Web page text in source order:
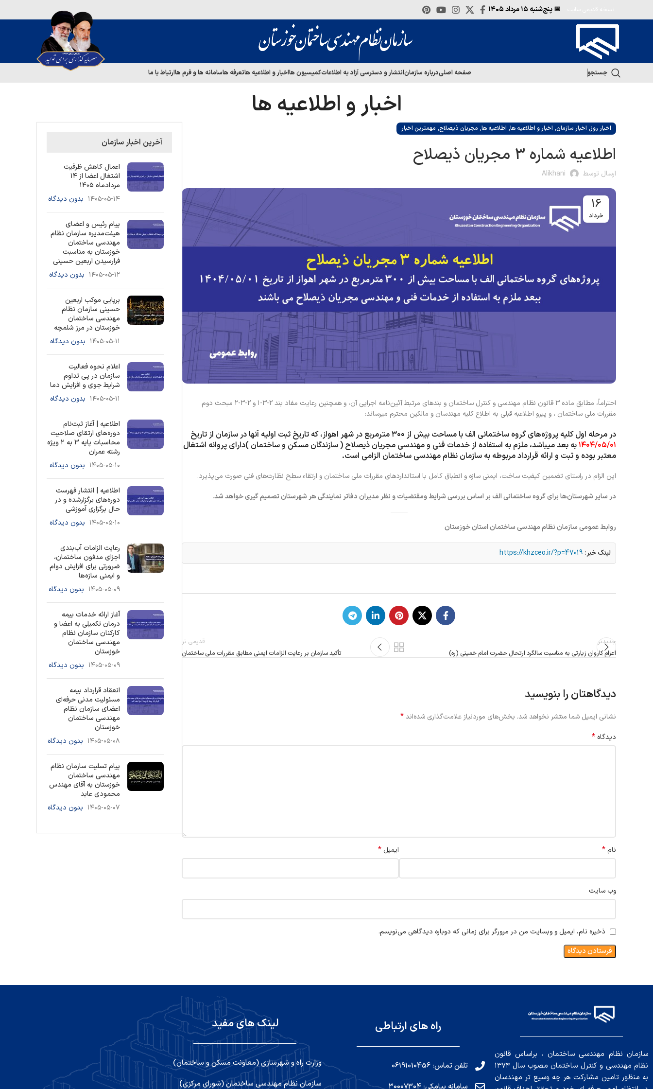
📅 پنج‌شنبه
جستجو صفحه اصلیدرباره سازمانانتشار و دسترسی آزاد به اطلاعاتکمیسیون هااخبار و اطلاعیه هاتعرفه هاسامانه ها و فرم هاارتباط با ما
اخبار و اطلاعیه ها
اخبار روز, اخبار سازمان, اخبار و اطلاعیه ها, اطلاعیه ها, مجریان ذیصلاح, مهمترین اخبار
اطلاعیه شماره 3 مجریان ذیصلاح
ارسال توسط Alikhani
16
خرداد
احتراماً، مطابق ماده ۳ قانون نظام مهندسی و کنترل ساختمان و بندهای مرتبط آئین‌نامه اجرایی آن، و همچنین رعایت مفاد بند ۲-۳-۱ و ۲-۳-۲ مبحث دوم
مقررات ملی ساختمان ، و پیرو اطلاعبه قبلی به اطلاع کلیه مهندسان و مالکین محترم میرساند:
در مرحله اول کلیه پروژه‌های گروه ساختمانی الف با مساحت بیش از ۳۰۰ مترمربع
در شهر اهواز، که تاریخ ثبت اولیه آنها در سازمان از تاریخ
۱۴۰۴/۰۵/۰۱به بعد میباشد، ملزم به استفاده از خدمات فنی و مهندسی مجریان ذیصلاح ( سازندگان مسکن و ساختمان )دارای پروانه اشتغال
معتبر بوده و ثبت و ارائه قرارداد مربوطه به سازمان نظام مهندسی ساختمان الزامی است.
این الزام در راستای تضمین کیفیت ساخت، ایمنی سازه و انطباق کامل با استانداردهای مقررات ملی ساختمان و ارتقاء سطح نظارت‌های فنی صورت می‌پذیرد.
در سایر شهرستان‌ها برای گروه ساختمانی الف بر اساس بررسی شرایط ومقتضیات و نظر مدیران دفاتر نمایندگی هر شهرستان تصمیم گیری خواهد شد.
روابط عمومی سازمان نظام مهندسی ساختمان استان خوزستان
لینک خبر: https://khzceo.ir/?p=47019
جدیدتر
اعزام کاروان زیارتی به مناسبت سالگرد ارتحال حضرت امام خمینی (ره)
قدیمی تر
تأکید سازمان بر رعایت الزامات ایمنی مطابق مقررات ملی ساختمان
دیدگاهتان را بنویسید
نشانی ایمیل شما منتشر نخواهد شد. بخش‌های موردنیاز علامت‌گذاری شده‌اند*
دیدگاه *
نام* ایمیل *
وب‌ سایت
ذخیره نام، ایمیل و وبسایت من در مرورگر برای زمانی که دوباره دیدگاهی می‌نویسم.
آخرین اخبار سازمان
اعمال کاهش ظرفیت
اشتغال اعضا از ۱۴
مردادماه ۱۴۰۵
۱۴۰۵-۰۵-۱۴ بدون دیدگاه
پیام رئیس و اعضای
هیئت‌مدیره سازمان نظام
مهندسی ساختمان
خوزستان به مناسبت
فرارسیدن اربعین حسینی
۱۴۰۵-۰۵-۱۲ بدون دیدگاه
برپایی موکب اربعین
حسینی سازمان نظام
مهندسی ساختمان
خوزستان در مرز شلمچه
۱۴۰۵-۰۵-۱۱ بدون دیدگاه
اعلام نحوه فعالیت
سازمان در پی تداوم
شرایط جوی و افزایش دما
۱۴۰۵-۰۵-۱۱ بدون دیدگاه
اطلاعیه | آغاز ثبت‌نام
دوره‌های ارتقای صلاحیت
محاسبات پایه 3 به ۲ ویژه
رشته عمران
۱۴۰۵-۰۵-۱۰ بدون دیدگاه
اطلاعیه | انتشار فهرست
دوره‌های برگزارشده و در
حال برگزاری آموزشی
۱۴۰۵-۰۵-۱۰ بدون دیدگاه
رعایت الزامات آب‌بندی
اجزای مدفون ساختمان،
ضرورتی برای افزایش دوام
و ایمنی سازه‌ها
۱۴۰۵-۰۵-۰۹ بدون دیدگاه
آغاز ارائه خدمات بیمه
درمان تکمیلی به اعضا و
کارکنان سازمان نظام
مهندسی ساختمان
خوزستان
۱۴۰۵-۰۵-۰۹ بدون دیدگاه
انعقاد قرارداد بیمه
مسئولیت مدنی حرفه‌ای
اعضای سازمان نظام
مهندسی ساختمان
خوزستان
۱۴۰۵-۰۵-۰۸ بدون دیدگاه
پیام تسلیت سازمان نظام
مهندسی ساختمان
خوزستان به آقای مهندس
محمودی عابد
۱۴۰۵-۰۵-۰۷ بدون دیدگاه
سازمان نظام مهندسی ساختمان ، براساس قانون
نظام مهندسی و کنترل ساختمان مصوب سال ۱۳۷۴
به منظور تامین مشارکت هر چه وسیع تر مهندسان
راه های ارتباطی
تلفن تماس: 06191010456
لینک های مفید
وزارت راه و شهرسازی (معاونت مسکن و ساختمان)
سازمان نظام مهندسی ساختمان (شورای مرکزی)